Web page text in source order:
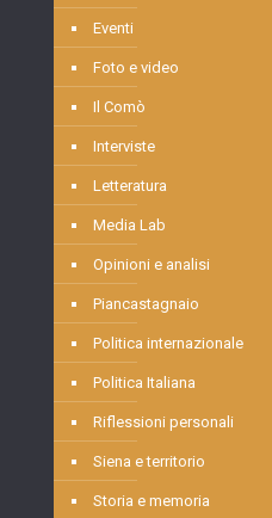
Eventi
Foto e video
Il Comò
Interviste
Letteratura
Media Lab
Opinioni e analisi
Piancastagnaio
Politica internazionale
Politica Italiana
Riflessioni personali
Siena e territorio
Storia e memoria